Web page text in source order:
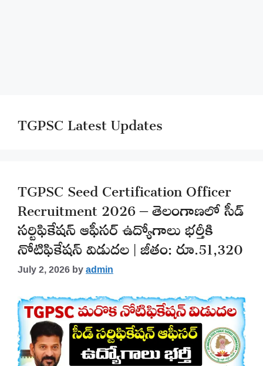
TGPSC Latest Updates
TGPSC Seed Certification Officer
Recruitment 2026 – తెలంగాణలో సీడ్
సర్టిఫికేషన్ ఆఫీసర్ ఉద్యోగాలు భర్తీకి
నోటిఫికేషన్ విడుదల | జీతం: రూ.51,320
July 2, 2026byadmin